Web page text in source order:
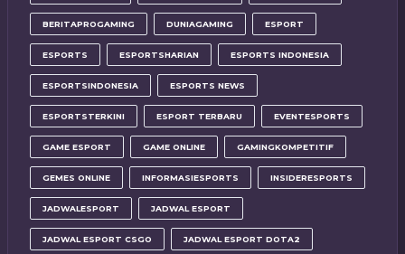
BERITAPROGAMING DUNIAGAMING ESPORT
ESPORTS ESPORTSHARIAN ESPORTS INDONESIA
ESPORTSINDONESIA ESPORTS NEWS
ESPORTSTERKINI ESPORT TERBARU EVENTESPORTS
GAME ESPORT GAME ONLINE GAMINGKOMPETITIF
GEMES ONLINE INFORMASIESPORTS INSIDERESPORTS
JADWALESPORT JADWAL ESPORT
JADWAL ESPORT CSGO JADWAL ESPORT DOTA2